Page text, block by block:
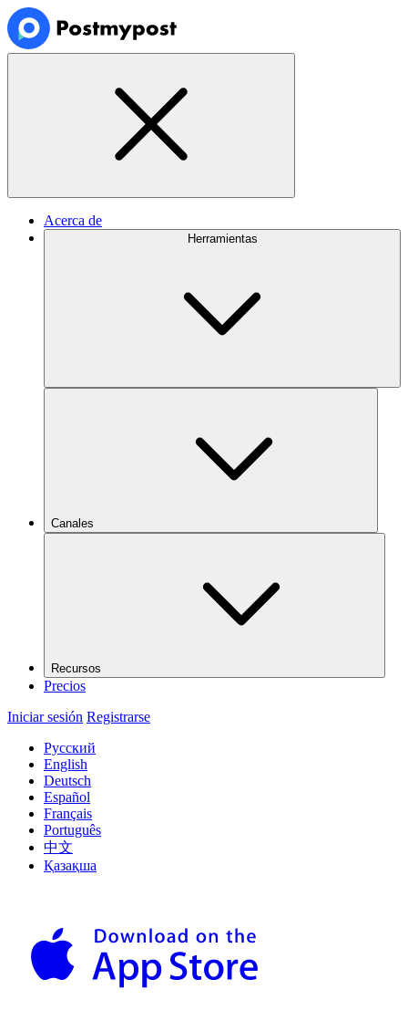
Acerca de
Herramientas
Canales
Recursos
Precios
Iniciar sesión Registrarse
Русский
English
Deutsch
Español
Français
Português
中文
Қазақша